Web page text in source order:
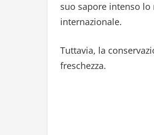
suo sapore intenso
internazionale.
Tuttavia, la
freschezza.